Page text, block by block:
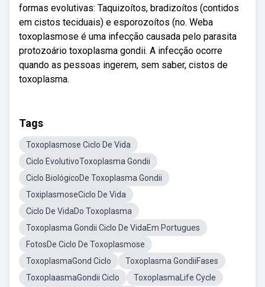
formas evolutivas: Taquizoítos, bradizoítos (contidos
em cistos teciduais) e esporozoítos (no. Weba
toxoplasmose é uma infecção causada pelo parasita
protozoário toxoplasma gondii. A infecção ocorre
quando as pessoas ingerem, sem saber, cistos de
toxoplasma.
Tags
Toxoplasmose Ciclo De Vida
Ciclo EvolutivoToxoplasma Gondii
Ciclo BiológicoDe Toxoplasma Gondii
ToxiplasmoseCiclo De Vida
Ciclo De VidaDo Toxoplasma
Toxoplasma Gondii Ciclo De VidaEm Portugues
FotosDe Ciclo De Toxoplasmose
ToxoplasmaGond Ciclo
Toxoplasma GondiiFases
ToxoplaasmaGondii Ciclo
ToxoplasmaLife Cycle